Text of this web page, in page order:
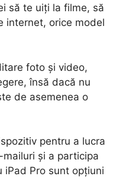
să te uiți la filme, să
internet, orice model
foto și video,
însă dacă nu
de asemenea o
pentru a lucra
și a participa
iPad Pro sunt opțiuni